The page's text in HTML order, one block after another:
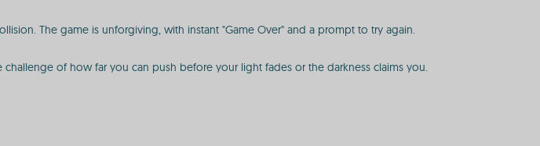
The game is unforgiving, with instant "Game Over" and a prompt to try again.
of how far you can push before your light fades or the darkness claims you.